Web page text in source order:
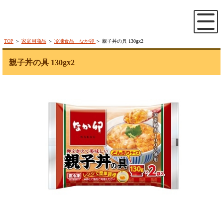
TOP ＞ 家庭用商品 ＞ 冷凍食品 なか卯 ＞ 親子丼の具 130gx2
親子丼の具 130gx2